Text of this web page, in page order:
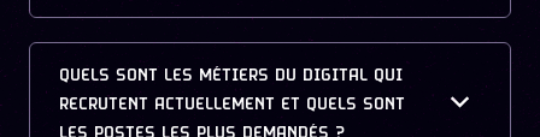
QUELS SONT LES MÉTIERS DU DIGITAL QUI
RECRUTENT ACTUELLEMENT ET QUELS SONT